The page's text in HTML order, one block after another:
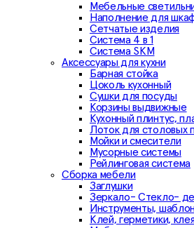
Мебельные
Наполнение для
Сетчатые изделия
Система 4 в 1
Система SKM
Аксессуары для кухни
Барная стойка
Цоколь кухонный
Сушки для посуды
Корзины выдвижные
Кухонный плинтус,
Лоток для столовых
Мойки и смесители
Мусорные системы
Рейлинговая система
Сборка мебели
Заглушки
Зеркало- Стекло-
Инструменты,
Клей, герметики,